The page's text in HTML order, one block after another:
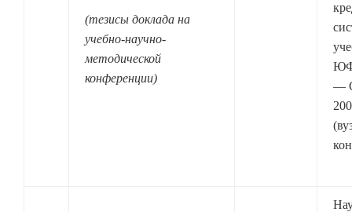
(тезисы доклада на
учебно-научно-
методической
конференции)
ЮФ
—